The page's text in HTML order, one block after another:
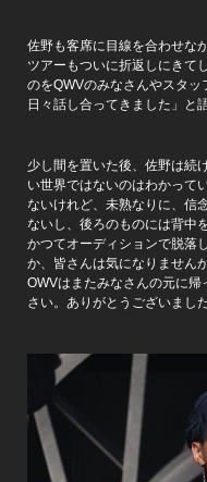
佐野も客席に目線を合わせな
ツアーもついに折返しにきて
のをQWVのみなさんやスタッ
日々話し合ってきました」と
少し間を置いた後、佐野は続
い世界ではないのはわかって
ないけれど、未熟なりに、信
ないし、後ろのものには背中
かつてオーディションで脱落
か、皆さんは気になりません
OWVはまたみなさんの元に
さい。ありがとうございまし